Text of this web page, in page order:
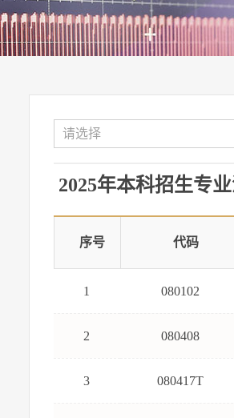
请选择
2025年本科招生专
序号 代码
1 080102
2 080408
3 080417T